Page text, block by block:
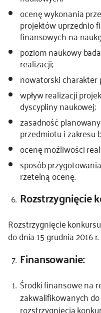
ocenę wykonania
projektów uprzednio
finansowych na
poziom naukowy
realizacji;
nowatorski charakter
wpływ realizacji
dyscypliny naukowej;
zasadność
przedmiotu i zakresu
ocenę możliwości
sposób
rzetelną ocenę.
Rozstrzygnięcie
Rozstrzygnięcie
do dnia 15 grudnia
Finansowanie:
Środki finansowe na
zakwalifikowanych
rozstrzygnięcia